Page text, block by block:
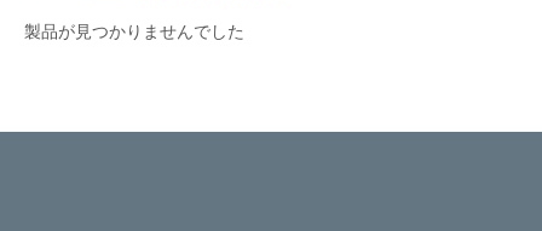
製品が見つかりませんでした